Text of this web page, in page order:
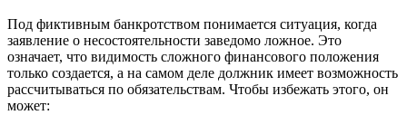
Под фиктивным банкротством понимается ситуация, когда
заявление о несостоятельности заведомо ложное. Это
означает, что видимость сложного финансового положения
только создается, а на самом деле должник имеет возможность
рассчитываться по обязательствам. Чтобы избежать этого, он
может: